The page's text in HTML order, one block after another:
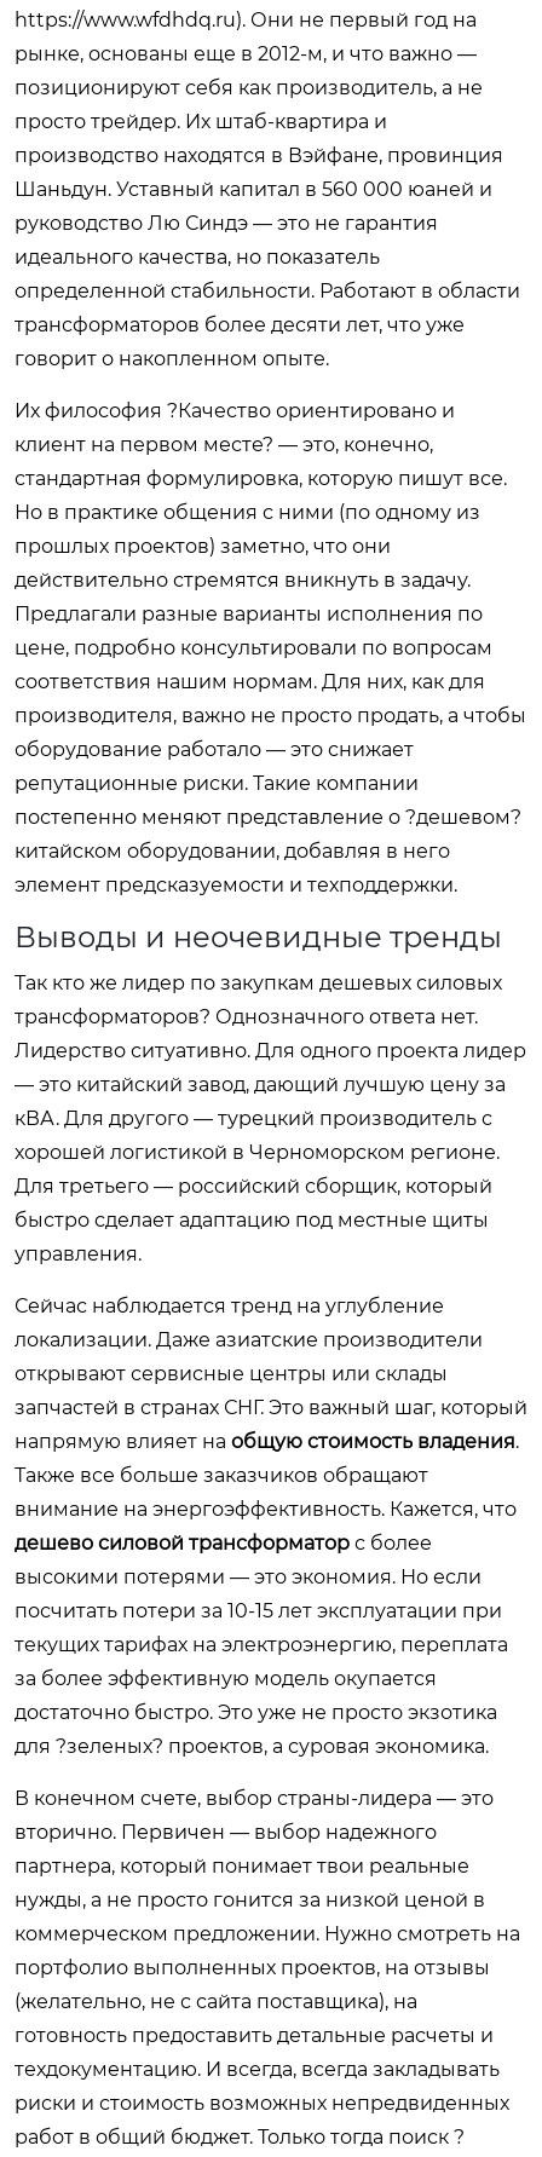
https://www.wfdhdq.ru). Они не первый год на
рынке, основаны еще в 2012-м, и что важно —
позиционируют себя как производитель, а не
просто трейдер. Их штаб-квартира и
производство находятся в Вэйфане, провинция
Шаньдун. Уставный капитал в 560 000 юаней и
руководство Лю Синдэ — это не гарантия
идеального качества, но показатель
определенной стабильности. Работают в области
трансформаторов более десяти лет, что уже
говорит о накопленном опыте.
Их философия ?Качество ориентировано и
клиент на первом месте? — это, конечно,
стандартная формулировка, которую пишут все.
Но в практике общения с ними (по одному из
прошлых проектов) заметно, что они
действительно стремятся вникнуть в задачу.
Предлагали разные варианты исполнения по
цене, подробно консультировали по вопросам
соответствия нашим нормам. Для них, как для
производителя, важно не просто продать, а чтобы
оборудование работало — это снижает
репутационные риски. Такие компании
постепенно меняют представление о ?дешевом?
китайском оборудовании, добавляя в него
элемент предсказуемости и техподдержки.
Выводы и неочевидные тренды
Так кто же лидер по закупкам дешевых силовых
трансформаторов? Однозначного ответа нет.
Лидерство ситуативно. Для одного проекта лидер
— это китайский завод, дающий лучшую цену за
кВА. Для другого — турецкий производитель с
хорошей логистикой в Черноморском регионе.
Для третьего — российский сборщик, который
быстро сделает адаптацию под местные щиты
управления.
Сейчас наблюдается тренд на углубление
локализации. Даже азиатские производители
открывают сервисные центры или склады
запчастей в странах СНГ. Это важный шаг, который
напрямую влияет на общую стоимость владения.
Также все больше заказчиков обращают
внимание на энергоэффективность. Кажется, что
дешево силовой трансформатор с более
высокими потерями — это экономия. Но если
посчитать потери за 10-15 лет эксплуатации при
текущих тарифах на электроэнергию, переплата
за более эффективную модель окупается
достаточно быстро. Это уже не просто экзотика
для ?зеленых? проектов, а суровая экономика.
В конечном счете, выбор страны-лидера — это
вторично. Первичен — выбор надежного
партнера, который понимает твои реальные
нужды, а не просто гонится за низкой ценой в
коммерческом предложении. Нужно смотреть на
портфолио выполненных проектов, на отзывы
(желательно, не с сайта поставщика), на
готовность предоставить детальные расчеты и
техдокументацию. И всегда, всегда закладывать
риски и стоимость возможных непредвиденных
работ в общий бюджет. Только тогда поиск ?